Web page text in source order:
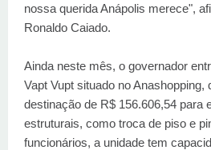
nossa querida Anápolis merece",
Ronaldo Caiado.
Ainda neste mês, o governador
Vapt Vupt situado no Anashopping,
destinação de R$ 156.606,54 para
estruturais, como troca de piso e
funcionários, a unidade tem